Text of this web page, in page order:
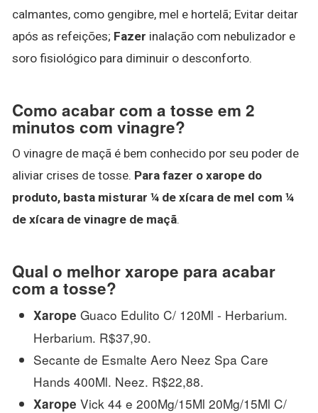
calmantes, como gengibre, mel e hortelã; Evitar deitar
após as refeições; Fazer inalação com nebulizador e
soro fisiológico para diminuir o desconforto.
Como acabar com a tosse em 2
minutos com vinagre?
O vinagre de maçã é bem conhecido por seu poder de
aliviar crises de tosse. Para fazer o xarope do
produto, basta misturar ¼ de xícara de mel com ¼
de xícara de vinagre de maçã.
Qual o melhor xarope para acabar
com a tosse?
Xarope Guaco Edulito C/ 120Ml - Herbarium.
Herbarium. R$37,90.
Secante de Esmalte Aero Neez Spa Care
Hands 400Ml. Neez. R$22,88.
Xarope Vick 44 e 200Mg/15Ml 20Mg/15Ml C/